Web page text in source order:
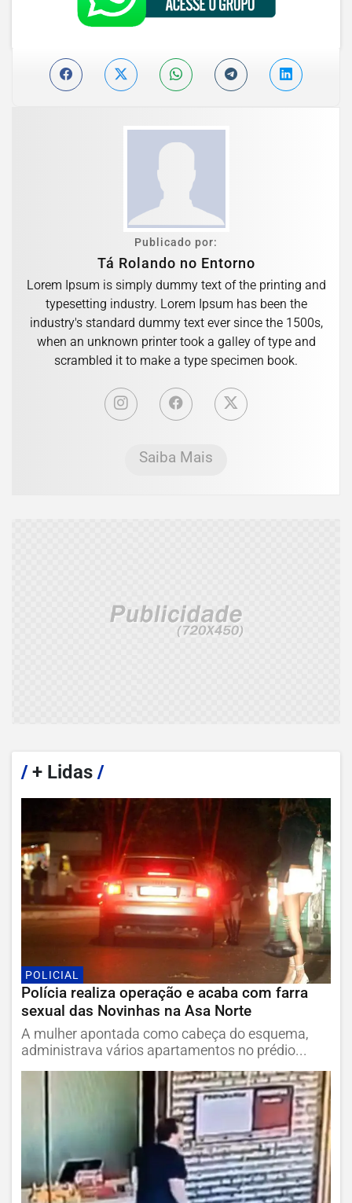
Publicado por:
Tá Rolando no Entorno
Lorem Ipsum is simply dummy text of the printing and
typesetting industry. Lorem Ipsum has been the
industry's standard dummy text ever since the 1500s,
when an unknown printer took a galley of type and
scrambled it to make a type specimen book.
Saiba Mais
/+ Lidas /
POLICIAL
Polícia realiza operação e acaba com farra
sexual das Novinhas na Asa Norte
A mulher apontada como cabeça do esquema,
administrava vários apartamentos no prédio...